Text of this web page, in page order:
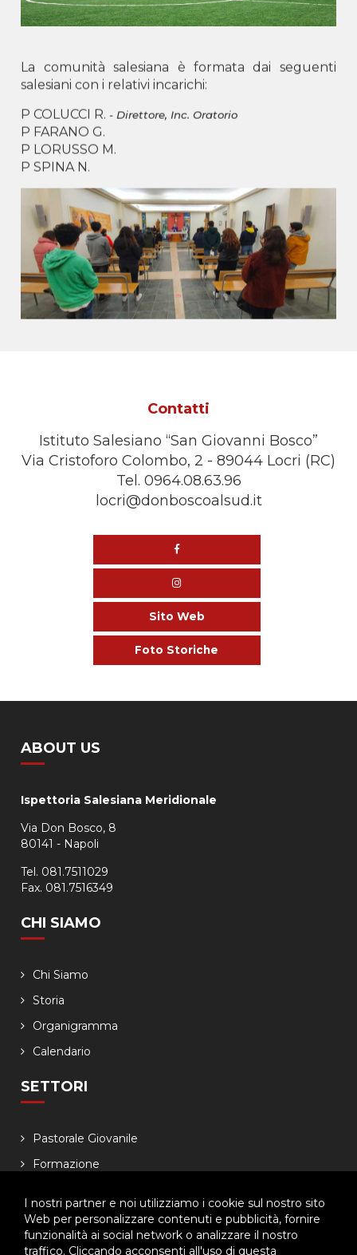
I nostri partner e noi utilizziamo i cookie sul nostro sito
Web per personalizzare contenuti e pubblicità, fornire
funzionalità ai social network o analizzare il nostro
traffico. Cliccando acconsenti all'uso di questa
La comunità salesiana è formata dai seguenti
salesiani con i relativi incarichi:
P COLUCCI R.- Direttore, Inc. Oratorio
P FARANO G.
P LORUSSO M.
P SPINA N.
Contatti
Istituto Salesiano “San Giovanni Bosco”
Via Cristoforo Colombo, 2 - 89044 Locri (RC)
Tel. 0964.08.63.96
locri@donboscoalsud.it
Sito Web
Foto Storiche
ABOUT US
Ispettoria Salesiana Meridionale
Via Don Bosco, 8
80141 - Napoli
Tel. 081.7511029
Fax. 081.7516349
CHI SIAMO
Chi Siamo
Storia
Organigramma
Calendario
SETTORI
Pastorale Giovanile
Formazione
Economia
NEWSLETTER